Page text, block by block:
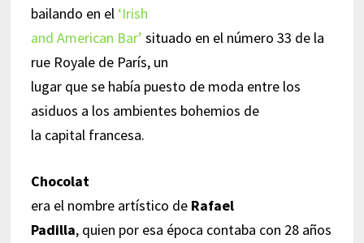
bailando en el ‘Irish
and American Bar’ situado en el número 33 de la
rue Royale de París, un
lugar que se había puesto de moda entre los
asiduos a los ambientes bohemios de
la capital francesa.
Chocolat
era el nombre artístico de Rafael
Padilla, quien por esa época contaba con 28 años